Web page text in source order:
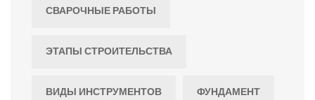
СВАРОЧНЫЕ РАБОТЫ
ЭТАПЫ СТРОИТЕЛЬСТВА
ВИДЫ ИНСТРУМЕНТОВ ФУНДАМЕНТ